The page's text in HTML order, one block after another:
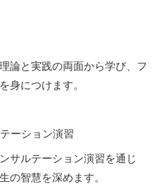
論と実践の両面から学び、フ
身につけます。
ーション演習
サルテーション演習を通じ
の智慧を深めます。